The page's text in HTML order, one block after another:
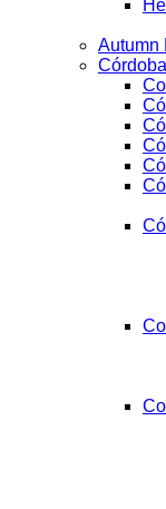
Autumn
Córdoba